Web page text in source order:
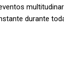
durante